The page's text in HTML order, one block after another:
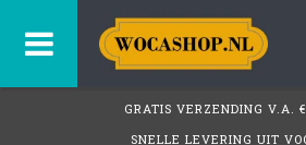
GRATIS VERZENDING V.A.
SNELLE LEVERING UIT